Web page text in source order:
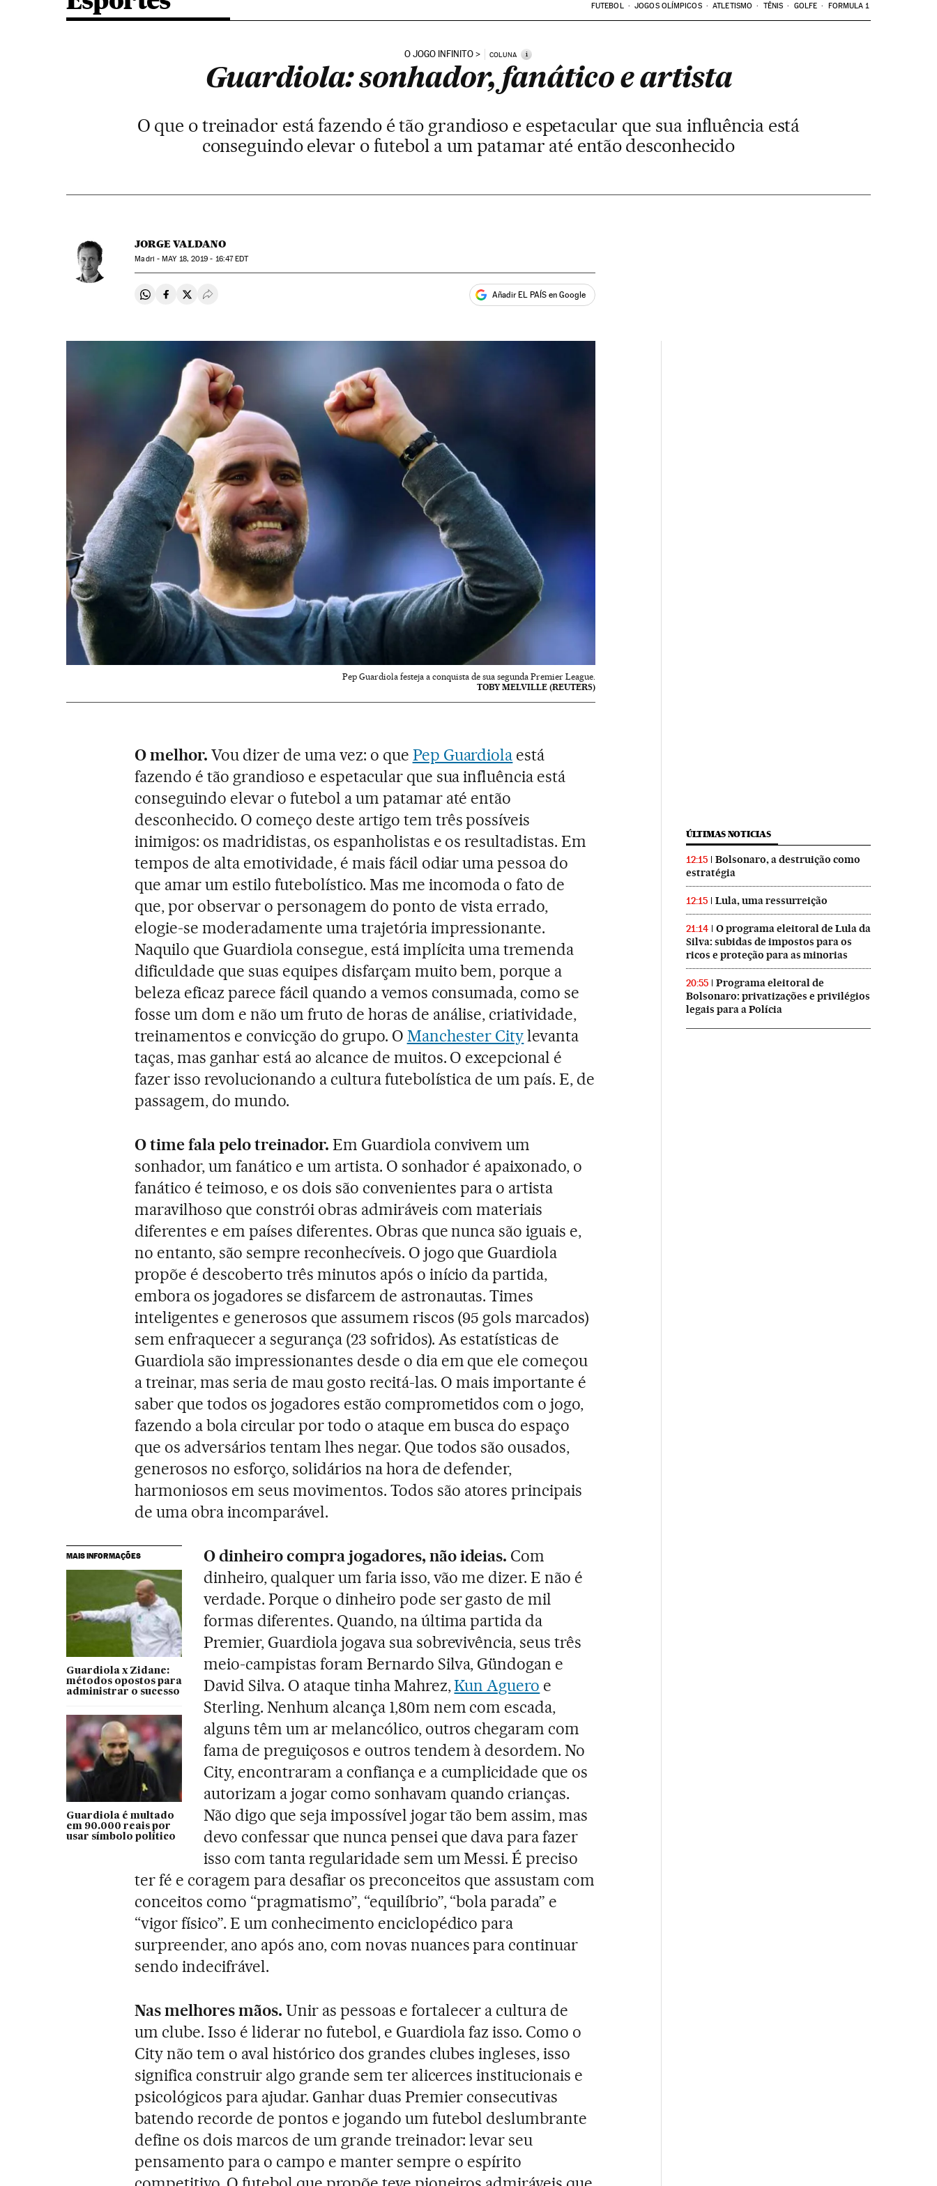
FUTEBOL JOGOS OLÍMPICOS ATLETISMO TÊNIS GOLFE FORMULA 1
O JOGO INFINITO COLUNA i
Guardiola: sonhador, fanático e artista
O que o treinador está fazendo é tão grandioso e espetacular que sua influência está
conseguindo elevar o futebol a um patamar até então desconhecido
JORGE VALDANO
Madri -MAY18, 2019 - 16:47EDT
Compartir en Whatsapp
Compartir en Facebook
Compartir en Twitter
Desplegar Redes Sociales Añadir EL PAÍS en Google
Pep Guardiola festeja a conquista de sua segunda Premier League.
TOBY MELVILLE (REUTERS)
O melhor. Vou dizer de uma vez: o que Pep Guardiola está
fazendo é tão grandioso e espetacular que sua influência está
conseguindo elevar o futebol a um patamar até então
desconhecido. O começo deste artigo tem três possíveis
inimigos: os madridistas, os espanholistas e os resultadistas. Em
tempos de alta emotividade, é mais fácil odiar uma pessoa do
que amar um estilo futebolístico. Mas me incomoda o fato de
que, por observar o personagem do ponto de vista errado,
elogie-se moderadamente uma trajetória impressionante.
Naquilo que Guardiola consegue, está implícita uma tremenda
dificuldade que suas equipes disfarçam muito bem, porque a
beleza eficaz parece fácil quando a vemos consumada, como se
fosse um dom e não um fruto de horas de análise, criatividade,
treinamentos e convicção do grupo. O Manchester Citylevanta
taças, mas ganhar está ao alcance de muitos. O excepcional é
fazer isso revolucionando a cultura futebolística de um país. E, de
passagem, do mundo.
O time fala pelo treinador. Em Guardiola convivem um
sonhador, um fanático e um artista. O sonhador é apaixonado, o
fanático é teimoso, e os dois são convenientes para o artista
maravilhoso que constrói obras admiráveis com materiais
diferentes e em países diferentes. Obras que nunca são iguais e,
no entanto, são sempre reconhecíveis. O jogo que Guardiola
propõe é descoberto três minutos após o início da partida,
embora os jogadores se disfarcem de astronautas. Times
inteligentes e generosos que assumem riscos (95 gols marcados)
sem enfraquecer a segurança (23 sofridos). As estatísticas de
Guardiola são impressionantes desde o dia em que ele começou
a treinar, mas seria de mau gosto recitá-las. O mais importante é
saber que todos os jogadores estão comprometidos com o jogo,
fazendo a bola circular por todo o ataque em busca do espaço
que os adversários tentam lhes negar. Que todos são ousados,
generosos no esforço, solidários na hora de defender,
harmoniosos em seus movimentos. Todos são atores principais
de uma obra incomparável.
MAIS INFORMAÇÕES
Guardiola x Zidane:
métodos opostos para
administrar o sucesso
Guardiola é multado
em 90.000 reais por
usar símbolo político
O dinheiro compra jogadores, não ideias. Com
dinheiro, qualquer um faria isso, vão me dizer. E não é
verdade. Porque o dinheiro pode ser gasto de mil
formas diferentes. Quando, na última partida da
Premier, Guardiola jogava sua sobrevivência, seus três
meio-campistas foram Bernardo Silva, Gündogan e
David Silva. O ataque tinha Mahrez,Kun Aguero e
Sterling. Nenhum alcança 1,80m nem com escada,
alguns têm um ar melancólico, outros chegaram com
fama de preguiçosos e outros tendem à desordem. No
City, encontraram a confiança e a cumplicidade que os
autorizam a jogar como sonhavam quando crianças.
Não digo que seja impossível jogar tão bem assim, mas
devo confessar que nunca pensei que dava para fazer
isso com tanta regularidade sem um Messi. É preciso
ter fé e coragem para desafiar os preconceitos que assustam com
conceitos como “pragmatismo”, “equilíbrio”, “bola parada” e
“vigor físico”. E um conhecimento enciclopédico para
surpreender, ano após ano, com novas nuances para continuar
sendo indecifrável.
Nas melhores mãos. Unir as pessoas e fortalecer a cultura de
um clube. Isso é liderar no futebol, e Guardiola faz isso. Como o
City não tem o aval histórico dos grandes clubes ingleses, isso
significa construir algo grande sem ter alicerces institucionais e
psicológicos para ajudar. Ganhar duas Premier consecutivas
batendo recorde de pontos e jogando um futebol deslumbrante
define os dois marcos de um grande treinador: levar seu
pensamento para o campo e manter sempre o espírito
ÚLTIMAS NOTICIAS
12:15
Bolsonaro, a destruição como
estratégia
12:15 Lula, uma ressurreição
21:14
O programa eleitoral de Lula da
Silva: subidas de impostos para os
ricos e proteção para as minorias
20:55
Programa eleitoral de
Bolsonaro: privatizações e privilégios
legais para a Polícia